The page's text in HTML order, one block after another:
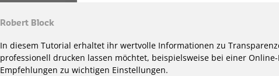
Robert Block
In diesem Tutorial erhaltet ihr wertvolle Informationen zu
professionell drucken lassen möchtet, beispielsweise bei einer
Empfehlungen zu wichtigen Einstellungen.